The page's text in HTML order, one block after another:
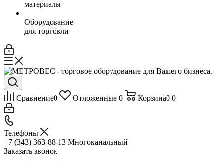
материалы
Оборудование
для торговли
Сравнение0 Отложенные 0 Корзина0 0
Телефоны
+7 (343) 363-88-13 Многоканальный
Заказать звонок